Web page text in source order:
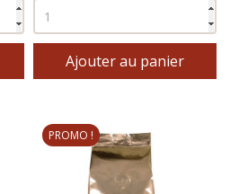
Ajouter au panier
PROMO !